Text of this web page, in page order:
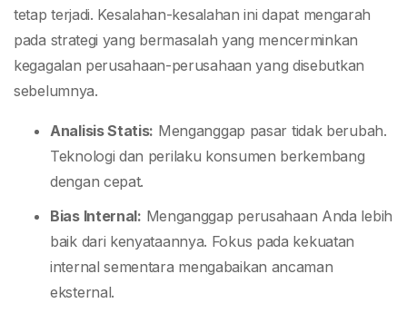
tetap terjadi. Kesalahan-kesalahan ini dapat mengarah
pada strategi yang bermasalah yang mencerminkan
kegagalan perusahaan-perusahaan yang disebutkan
sebelumnya.
Analisis Statis: Menganggap pasar tidak berubah.
Teknologi dan perilaku konsumen berkembang
dengan cepat.
Bias Internal: Menganggap perusahaan Anda lebih
baik dari kenyataannya. Fokus pada kekuatan
internal sementara mengabaikan ancaman
eksternal.